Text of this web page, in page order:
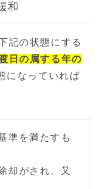
和
記の状態にする
日の属する年の
になっていれば
準を満たすも
却がされ、又